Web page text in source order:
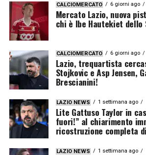
CALCIOMERCATO 6 giorni ago
Mercato Lazio, nuova
chi è Ibe Hautekiet dello
CALCIOMERCATO 6 giorni ago
Lazio, trequartista
Stojkovic e Asp Jensen,
Brescianini!
LAZIO NEWS 1 settimana ago
Lite Gattuso Taylor in
fuori!” al chiarimento
ricostruzione completa
LAZIO NEWS 1 settimana ago